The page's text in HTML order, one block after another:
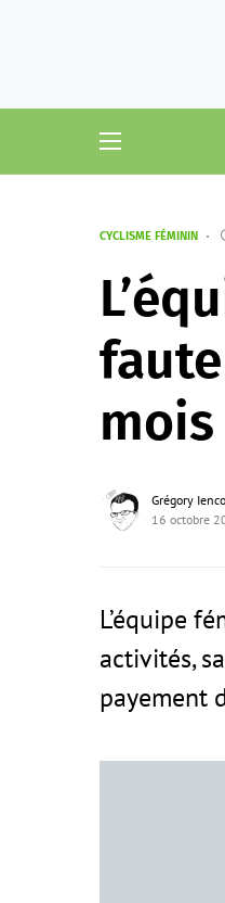
CYCLISME FÉMININ
mois
Grégory Ienco
16 octobre
L’équipe
activités,
payement